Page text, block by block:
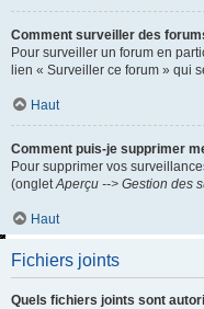
Comment surveiller des
Pour surveiller un forum en
lien « Surveiller ce forum » qui
Haut
Comment puis-je supprimer
Pour supprimer vos
(ongletAperçu --> Gestion des
Haut
Fichiers joints
Quels fichiers joints sont